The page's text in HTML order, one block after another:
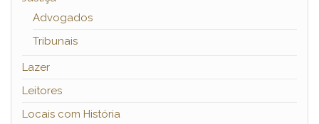
Advogados
Tribunais
Lazer
Leitores
Locais com História